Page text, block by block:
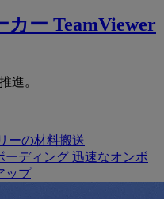
カー TeamViewer
進。
ーの材料搬送
ーディング 迅速なオンボ
ップ